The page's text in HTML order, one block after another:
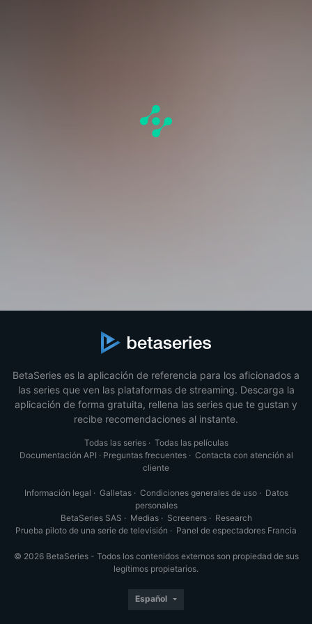
BetaSeries es la aplicación de referencia para los aficionados a
las series que ven las plataformas de streaming. Descarga la
aplicación de forma gratuita, rellena las series que te gustan y
recibe recomendaciones al instante.
Todas las series· Todas las películas
Documentación API · Preguntas frecuentes· Contacta con atención al
cliente
Información legal · Galletas· Condiciones generales de uso· Datos
personales
BetaSeries SAS · Medias· Screeners· Research
Prueba piloto de una serie de televisión · Panel de espectadores Francia
© 2026 BetaSeries - Todos los contenidos externos son propiedad de sus
legítimos propietarios.
Español